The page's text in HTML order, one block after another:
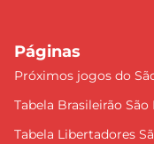
Páginas
Próximos jogos do
Tabela Brasileirão São
Tabela Libertadores